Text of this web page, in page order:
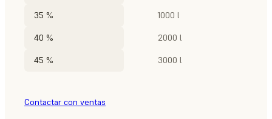
35 % 1000 l
40 % 2000 l
45 % 3000 l
Contactar con ventas